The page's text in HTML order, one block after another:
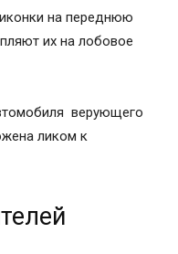
на переднюю
их на лобовое
верующего
ликом к